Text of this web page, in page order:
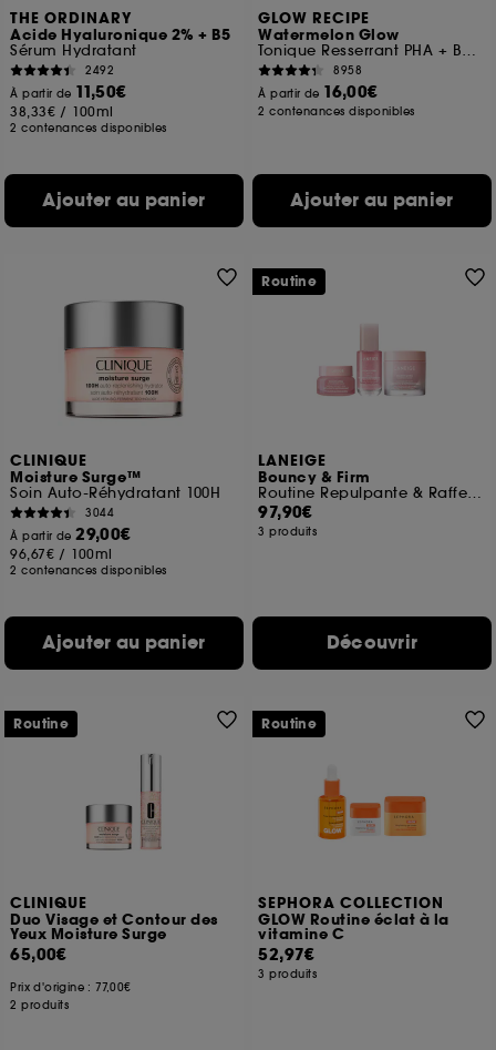
THE ORDINARY
Acide Hyaluronique 2% + B5
Sérum Hydratant
2492
À partir de 11,50€
38,33€ / 100ml
2 contenances disponibles
Ajouter au panier
GLOW RECIPE
Watermelon Glow
Tonique Resserrant PHA + BHA Éclat Pastèque Mini
8958
À partir de 16,00€
2 contenances disponibles
Ajouter au panier
CLINIQUE
Moisture Surge™
Soin Auto-Réhydratant 100H
3044
À partir de29,00€
96,67€ / 100ml
2 contenances disponibles
Ajouter au panier
LANEIGE
Bouncy & Firm
Routine Repulpante & Raffermissante
97,90€
3 produits
Découvrir
Routine
CLINIQUE
Duo Visage et Contour des
Yeux Moisture Surge
65,00€
Prix d'origine :77,00€
2 produits
Routine
SEPHORA COLLECTION
GLOW Routine éclat à la
vitamine C
52,97€
3 produits
Routine
choix" ci-dessous ou décider de "tout accepter".
Sephora pourra associer les informations de
navigation collectées par ces Cookies, pour les
finalités acceptées, avec les données personnelles
collectées ou générées lors de votre activité en ligne
ou en magasin. Pour refuser tous les cookies, cliques
souhaitez obtenir plus d'information sur les cookies
utilisés,
cliquezici.